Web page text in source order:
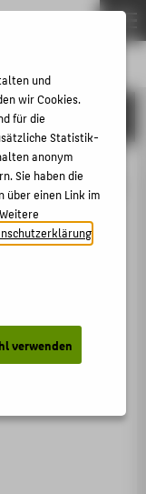
location
15.04.1998
of a partial
und
wir Cookies.
für die
Statistik-
anonym
Sie haben die
einen Link im
verwenden